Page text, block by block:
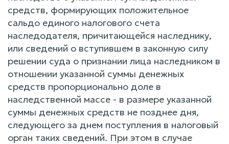
средств, формирующих положительное
сальдо единого налогового счета
наследодателя, причитающейся наследнику,
или сведений о вступившем в законную силу
решении суда о признании лица наследником в
отношении указанной суммы денежных
средств пропорционально доле в
наследственной массе - в размере указанной
суммы денежных средств не позднее дня,
следующего за днем поступления в налоговый
орган таких сведений. При этом в случае